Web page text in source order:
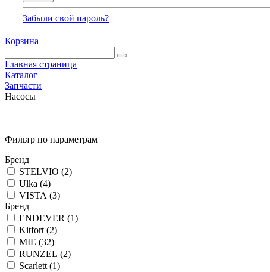
Забыли свой пароль?
Корзина
Главная страница
Каталог
Запчасти
Насосы
Фильтр по параметрам
Бренд
STELVIO (2)
Ulka (4)
VISTA (3)
Бренд
ENDEVER (1)
Kitfort (2)
MIE (32)
RUNZEL (2)
Scarlett (1)